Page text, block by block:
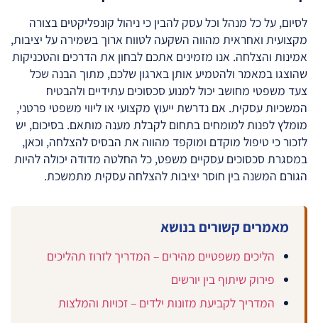
לסיום, על כל מנהל וכל עסק להבין כי ניהול קונפליקטים בצורה
מקצועית ואחראית מהווה השקעה לטווח ארוך בשמירה על יציבות,
אמינות והצלחה. אנו מזמינים אתכם לבחון את הדרכים והטכניקות
שהוצגו במאמר ולהטמיע אותן בארגון שלכם, מתוך הבנה שכל
צעד משפטי מחושב יכול למנוע סכסוכים עתידיים ולהבטיח
המשכיות עסקית. אם נדרשת ייעוץ מקצועי או ליווי משפטי פרטני,
מומלץ לפנות למומחים בתחום לקבלת מענה מותאם. בסיכום, יש
לזכור כי טיפול מוקדם ומוקפד מהווה את הבסיס להצלחה, וכאן,
במסגרת סכסוכים עסקיים משפט, כל החלטה מדודה יכולה להיות
הגורם המשנה בין חוסר יציבות להצלחה עסקית מתמשכת.
מאמרים קשורים בנושא
הליכים משפטיים מהירים – המדריך לזרוז תהליכים
פירוק שיתוף בין יורשים
המדריך לקביעת מזונות ילדים – זכויות והמלצות